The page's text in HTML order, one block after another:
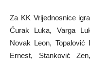
Za KK Vrijednosnice
Ćurak Luka, Varga
Novak Leon, Topalović
Ernest, Stanković